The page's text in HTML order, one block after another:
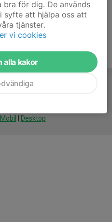
Mobil Desktop
för dig. De används
syfte att hjälpa oss att
tjänster.
vi cookies
alla kakor